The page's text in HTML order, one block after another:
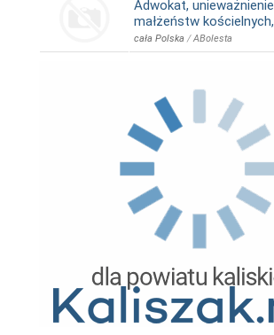
Adwokat, unieważnienie
małżeństw kościelnych,
cała Polska /ABolesta